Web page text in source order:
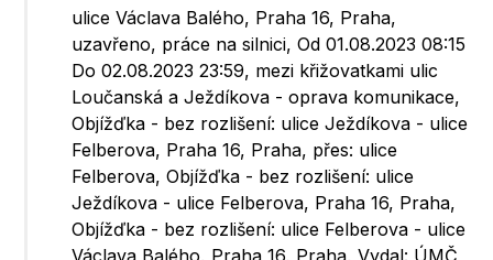
ulice Václava Balého, Praha 16, Praha,
uzavřeno, práce na silnici, Od 01.08.2023 08:15
Do 02.08.2023 23:59, mezi křižovatkami ulic
Loučanská a Ježdíkova - oprava komunikace,
Objížďka - bez rozlišení: ulice Ježdíkova - ulice
Felberova, Praha 16, Praha, přes: ulice
Felberova, Objížďka - bez rozlišení: ulice
Ježdíkova - ulice Felberova, Praha 16, Praha,
Objížďka - bez rozlišení: ulice Felberova - ulice
Václava Balého, Praha 16, Praha, Vydal: ÚMČ